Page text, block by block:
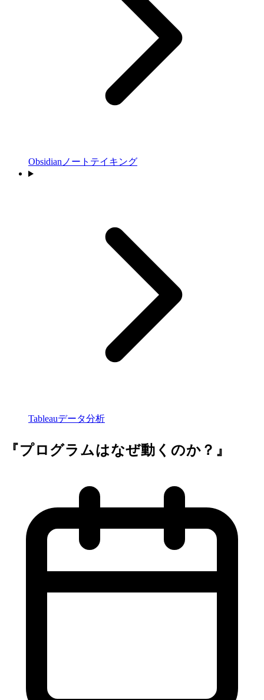
Obsidianノートテイキング
Tableauデータ分析
『プログラムはなぜ動くのか？』